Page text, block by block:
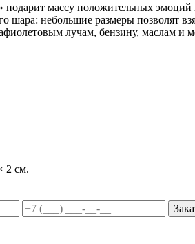
массу положительных
шара: небольшие размеры позволят
лучам, бензину, маслам и
2 см.